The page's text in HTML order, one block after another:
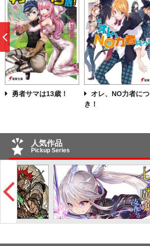
勇者サマは13歳！
オレ、NO力者につ
き！
前
へ
人気作品
Pickup Series